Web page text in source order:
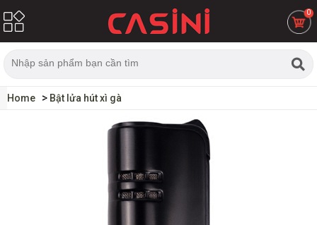
0
Home Bật lửa hút xì gà